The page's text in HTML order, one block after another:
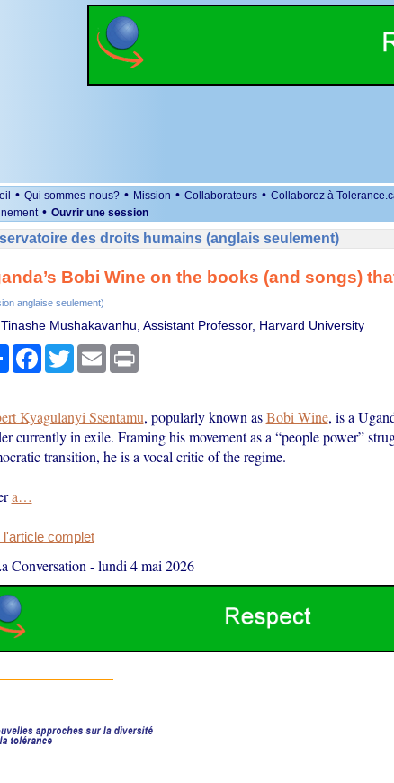
• Qui sommes-nous? • Mission • Collaborateurs • Collaborez à
• Ouvrir une session
des droits humains (anglais seulement)
Bobi Wine on the books (and songs)
anglaise seulement)
Mushakavanhu, Assistant Professor, Harvard University
PartagerFacebook
TwitterEmail Print
Kyagulanyi Ssentamu, popularly known asBobi Wine, is a
currently in exile. Framing his movement as a “people power”
transition, he is a vocal critic of the regime.
a…
l'article complet
Conversation -lundi 4 mai 2026